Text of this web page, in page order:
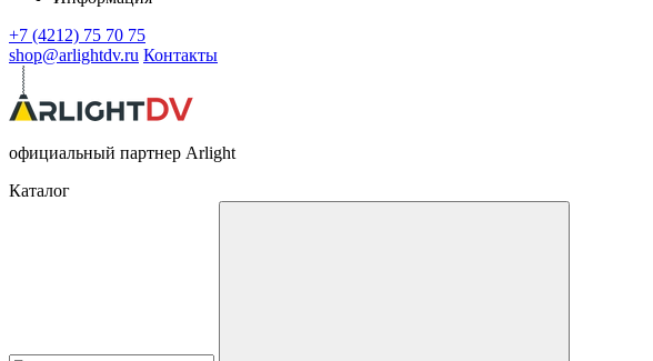
+7 (4212) 75 70 75
shop@arlightdv.ru Контакты
официальный партнер Arlight
Каталог